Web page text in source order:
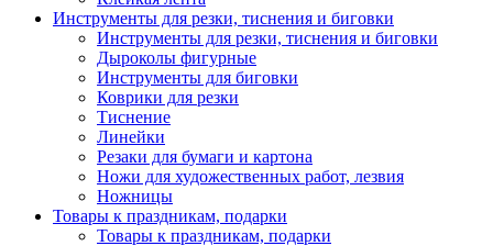
Инструменты для резки, тиснения и биговки
Инструменты для резки, тиснения и биговки
Дыроколы фигурные
Инструменты для биговки
Коврики для резки
Тиснение
Линейки
Резаки для бумаги и картона
Ножи для художественных работ, лезвия
Ножницы
Товары к праздникам, подарки
Товары к праздникам, подарки